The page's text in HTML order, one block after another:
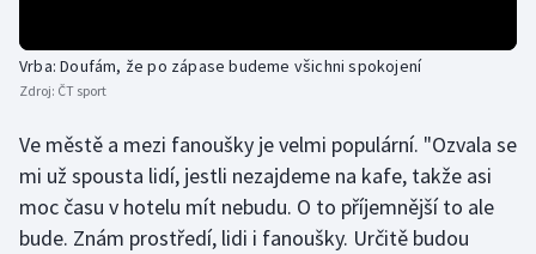
Plážový volejbal
Ragby
Rychlobruslení
Vrba: Doufám, že po zápase budeme všichni spokojení
Zdroj: ČT sport
Ve městě a mezi fanoušky je velmi populární. "Ozvala se
mi už spousta lidí, jestli nezajdeme na kafe, takže asi
moc času v hotelu mít nebudu. O to příjemnější to ale
bude. Znám prostředí, lidi i fanoušky. Určitě budou